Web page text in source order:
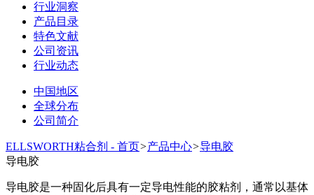
行业洞察
产品目录
特色文献
公司资讯
行业动态
中国地区
全球分布
公司简介
ELLSWORTH粘合剂 - 首页>产品中心>导电胶
导电胶
导电胶是一种固化后具有一定导电性能的胶粘剂，通常以基体